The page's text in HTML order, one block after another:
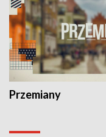
Przemiany